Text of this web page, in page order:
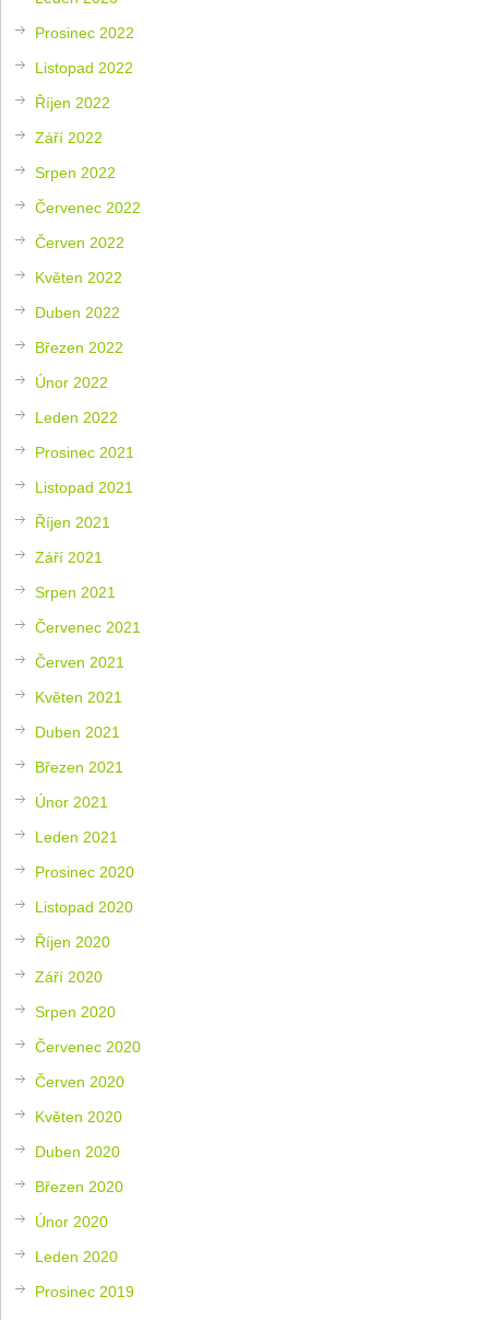
Prosinec 2022
Listopad 2022
Říjen 2022
Září 2022
Srpen 2022
Červenec 2022
Červen 2022
Květen 2022
Duben 2022
Březen 2022
Únor 2022
Leden 2022
Prosinec 2021
Listopad 2021
Říjen 2021
Září 2021
Srpen 2021
Červenec 2021
Červen 2021
Květen 2021
Duben 2021
Březen 2021
Únor 2021
Leden 2021
Prosinec 2020
Listopad 2020
Říjen 2020
Září 2020
Srpen 2020
Červenec 2020
Červen 2020
Květen 2020
Duben 2020
Březen 2020
Únor 2020
Leden 2020
Prosinec 2019